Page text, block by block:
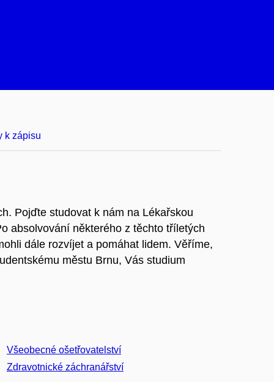
k zápisu
Pojďte studovat k nám na Lékařskou
absolvování některého z těchto tříletých
dále rozvíjet a pomáhat lidem. Věříme,
městu Brnu, Vás studium
Všeobecné ošetřovatelství
Zdravotnické záchranářství